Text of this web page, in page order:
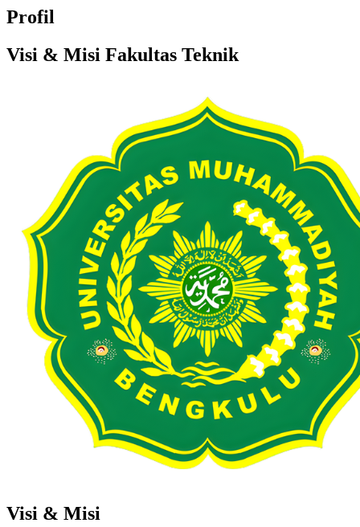
Profil
Visi & Misi Fakultas Teknik
Visi & Misi